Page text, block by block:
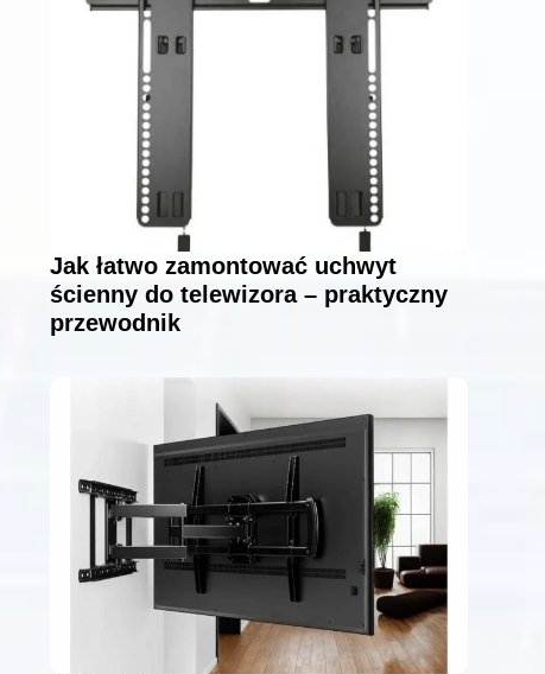
Jak łatwo zamontować uchwyt
ścienny do telewizora – praktyczny
przewodnik